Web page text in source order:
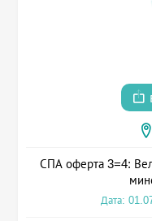
СПА оферта 3=4:
Дата: